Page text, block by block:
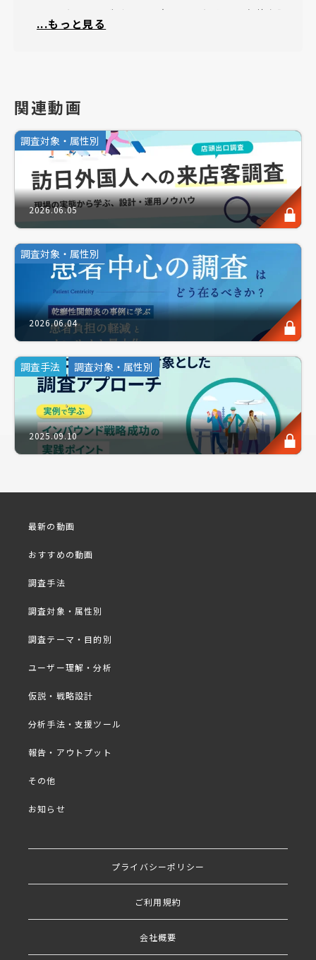
・ユニバーサルデザインを実現するために、有効な調
査手法やアプローチを知りたい方
・顧客視点に立った商品開発プロセスを強化したい方
このような方にお勧めのセミナーです。
ユニバーサルデザインが目指す“誰にでも使いやすい
設計”。
しかし、その“誰”を、作り手側の無意識な思い込み
によって限定してしまってはいないでしょうか。
年齢や障がいへの配慮が広がる一方で、「バリアフリ
ーとの違いは？」「自社の商品で本当に必要なの
か？」と、言葉の意味が曖昧なまま使われていたり、
想定したユーザー像が実態とずれていたりするケース
も少なくありません。
では、実際に現場で“使いやすさ”を形にするには、
どんな視点が求められるのでしょうか？“使いやす
さ”は人それぞれの主観に大きく左右されるもので
す。だからこそ、年齢や属性といった表面的な分類で
る視点が、製品開発の精度を格段に高めることができ
や、商品開発の現場で活用できる実践的な設計視点を
立つ新たなヒントと具体的な活用法を見つけていただ
ける機会となれば幸いです。
※同業の方・同業他社の方のお申し込みはお控えくだ
※社名・ご氏名を正しくご入力いただけていない場合
のでご了承ください。
■プログラム
・ユニバーサルデザインは どのように実現すればよ
・調査別 事例紹介
...もっと見る
関連動画
調査対象・属性別
2026.06.05
調査対象・属性別
2026.06.04
調査手法 調査対象・属性別
2025.09.10
最新の動画
おすすめの動画
調査手法
調査対象・属性別
調査テーマ・目的別
ユーザー理解・分析
仮説・戦略設計
分析手法・支援ツール
報告・アウトプット
その他
お知らせ
プライバシーポリシー
ご利用規約
会社概要